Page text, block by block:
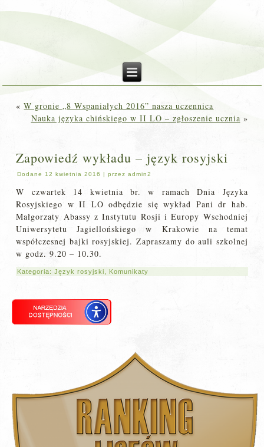
«W gronie „8 Wspaniałych 2016” nasza uczennica
Nauka języka chińskiego w II LO – zgłoszenie ucznia »
Zapowiedź wykładu – język rosyjski
Dodane 12 kwietnia 2016 |przez admin2
W czwartek 14 kwietnia br. w ramach Dnia Języka
Rosyjskiego w II LO odbędzie się wykład Pani dr hab.
Małgorzaty Abassy z Instytutu Rosji i Europy Wschodniej
Uniwersytetu Jagiellońskiego w Krakowie na temat
współczesnej bajki rosyjskiej. Zapraszamy do auli szkolnej
w godz. 9.20 – 10.30.
Kategoria:Język rosyjski Komunikaty